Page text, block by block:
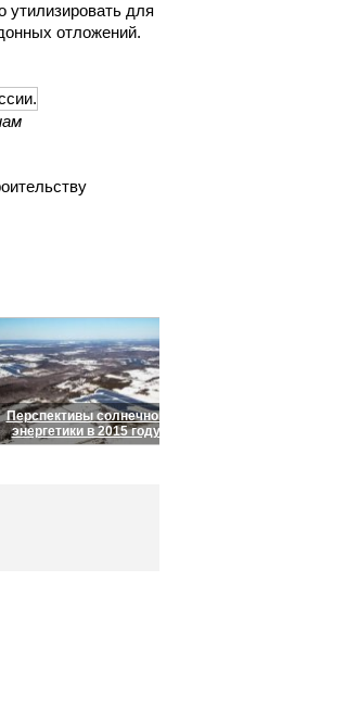
для
отложений.
Перспективы солнечной
энергетики в 2015 году